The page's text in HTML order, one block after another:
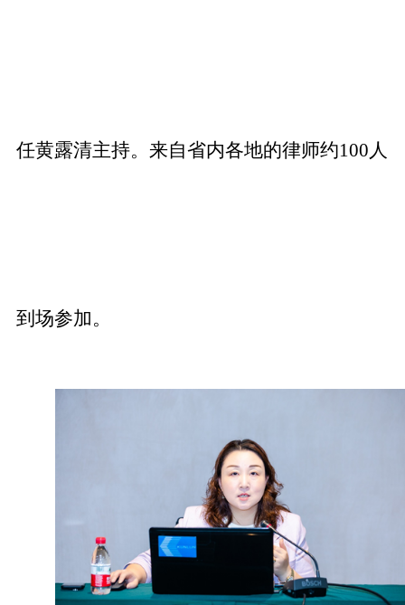
任黄露清主持。来自省内各地的律师约100人
到场参加。